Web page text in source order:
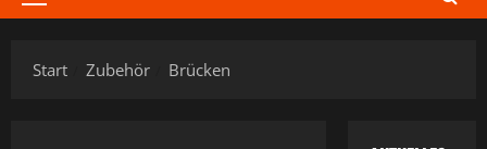
Primäres
Start
Zubehör Brücken